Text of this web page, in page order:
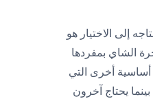
إلى الاختيار هو
الشاي بمفردها
أساسية أخرى التي
يحتاج آخرون